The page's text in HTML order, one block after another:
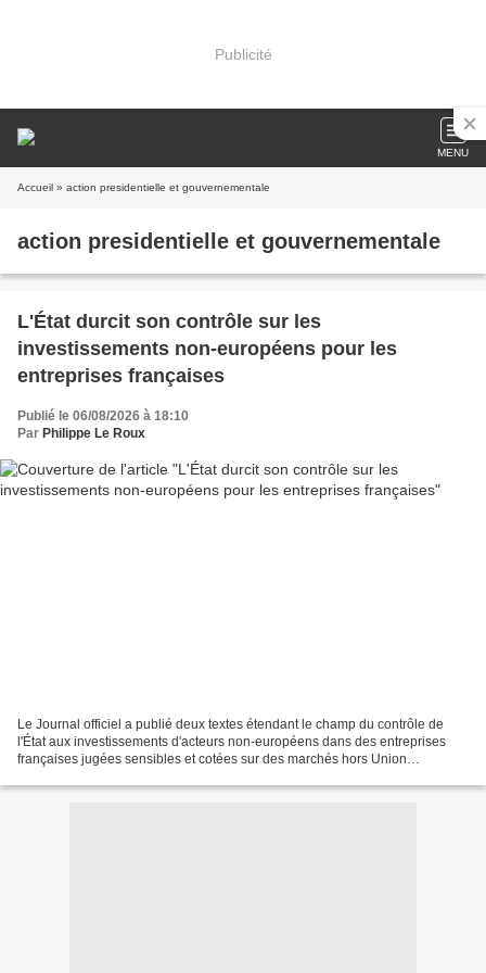
Publicité
MENU
Accueil » action presidentielle et gouvernementale
action presidentielle et gouvernementale
L'État durcit son contrôle sur les
investissements non-européens pour les
entreprises françaises
Publié le 06/08/2026 à 18:10
Par Philippe Le Roux
Le Journal officiel a publié deux textes étendant le champ du contrôle de
l'État aux investissements d'acteurs non-européens dans des entreprises
françaises jugées sensibles et cotées sur des marchés hors Union